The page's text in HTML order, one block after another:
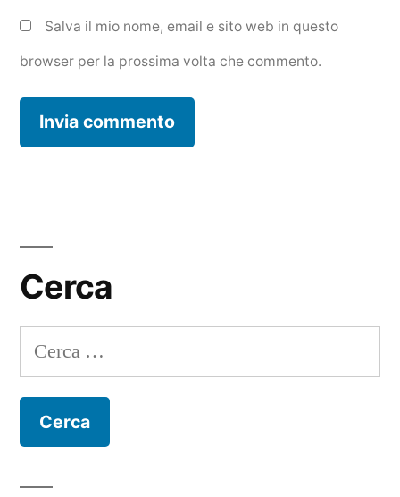
Salva il mio nome, email e sito web in questo
browser per la prossima volta che commento.
Cerca
Ricerca
per: